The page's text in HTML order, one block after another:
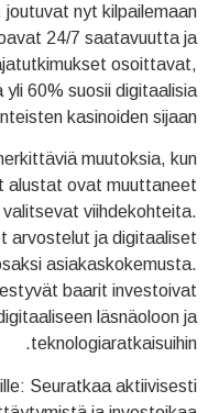
nyt kilpailemaan
24/7 saatavuutta ja
osoittavat,
60% suosii digitaalisia
kasinoiden sijaan.
muutoksia, kun
alustat ovat muuttaneet
viihdekohteita.
arvostelut ja digitaaliset
asiakaskokemusta.
baarit investoivat
läsnäoloon ja
teknologiaratkaisuihin.
Seuratkaa aktiivisesti